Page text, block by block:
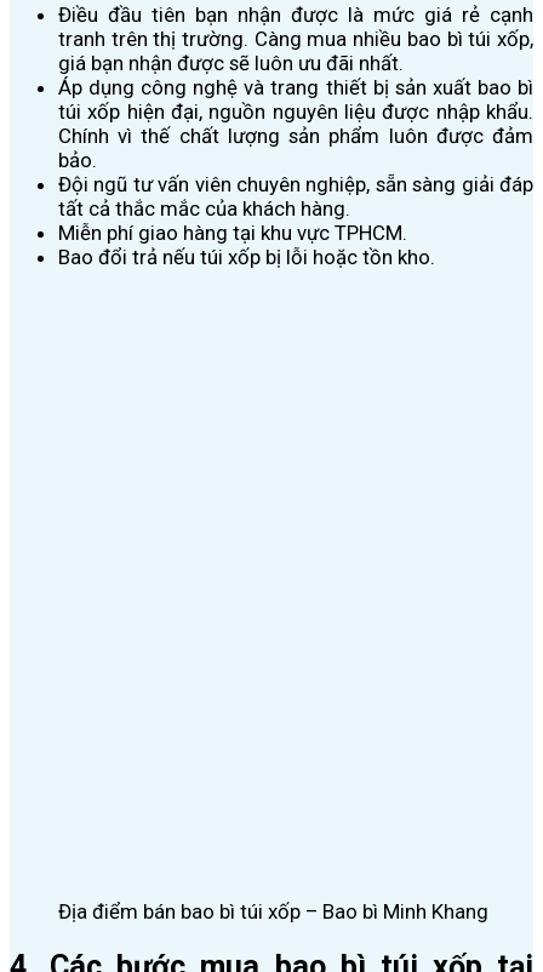
Điều đầu tiên bạn nhận được là mức giá rẻ cạnh
tranh trên thị trường. Càng mua nhiều bao bì túi xốp,
giá bạn nhận được sẽ luôn ưu đãi nhất.
Áp dụng công nghệ và trang thiết bị sản xuất bao bì
túi xốp hiện đại, nguồn nguyên liệu được nhập khẩu.
Chính vì thế chất lượng sản phẩm luôn được đảm
bảo.
Đội ngũ tư vấn viên chuyên nghiệp, sẵn sàng giải đáp
tất cả thắc mắc của khách hàng.
Miễn phí giao hàng tại khu vực TPHCM.
Bao đổi trả nếu túi xốp bị lỗi hoặc tồn kho.
Địa điểm bán bao bì túi xốp – Bao bì Minh Khang